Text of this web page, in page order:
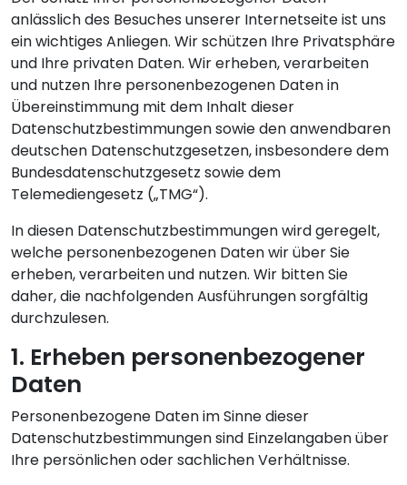
anlässlich des Besuches unserer Internetseite ist uns
ein wichtiges Anliegen. Wir schützen Ihre Privatsphäre
und Ihre privaten Daten. Wir erheben, verarbeiten
und nutzen Ihre personenbezogenen Daten in
Übereinstimmung mit dem Inhalt dieser
Datenschutzbestimmungen sowie den anwendbaren
deutschen Datenschutzgesetzen, insbesondere dem
Bundesdatenschutzgesetz sowie dem
Telemediengesetz („TMG“).
In diesen Datenschutzbestimmungen wird geregelt,
welche personenbezogenen Daten wir über Sie
erheben, verarbeiten und nutzen. Wir bitten Sie
daher, die nachfolgenden Ausführungen sorgfältig
durchzulesen.
1. Erheben personenbezogener
Daten
Personenbezogene Daten im Sinne dieser
Datenschutzbestimmungen sind Einzelangaben über
Ihre persönlichen oder sachlichen Verhältnisse.